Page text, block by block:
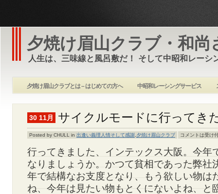
夕焼け眉山クラブ・和尚
人生は、三味線と風呂敷だ！ そして中昭和レーシ
夕焼け眉山クラブとは – はじめての方へ 中昭和レーシングサービス
30 11月 サイクルモードに行ってき
Posted by CHULL in 出逢い義理人情そして感謝,夕焼け眉山クラブ コメントは受け
行ってきました、インテックス大阪。今年
なりましょうか。かつて貧相であった弊社
年で結構なお支度となり、もう欲しい物は
ね、今年は見たい物もとくにないよね、と